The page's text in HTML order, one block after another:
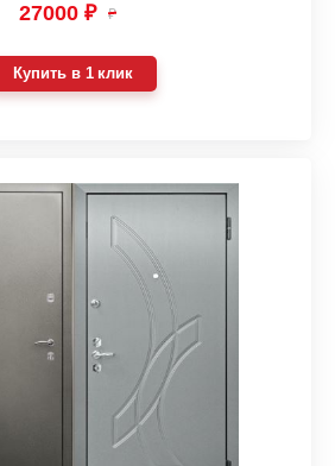
27000 ₽ ₽
Купить в 1 клик